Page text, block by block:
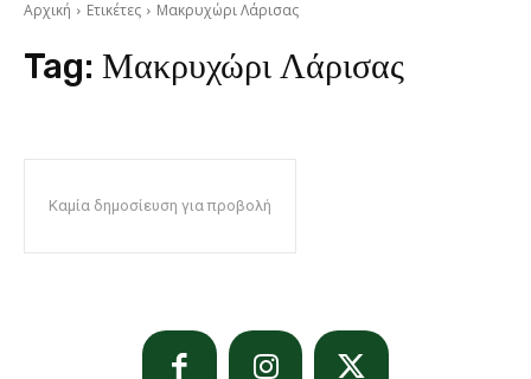
Αρχική Ετικέτες Μακρυχώρι Λάρισας
Tag: Μακρυχώρι Λάρισας
Καμία δημοσίευση για προβολή